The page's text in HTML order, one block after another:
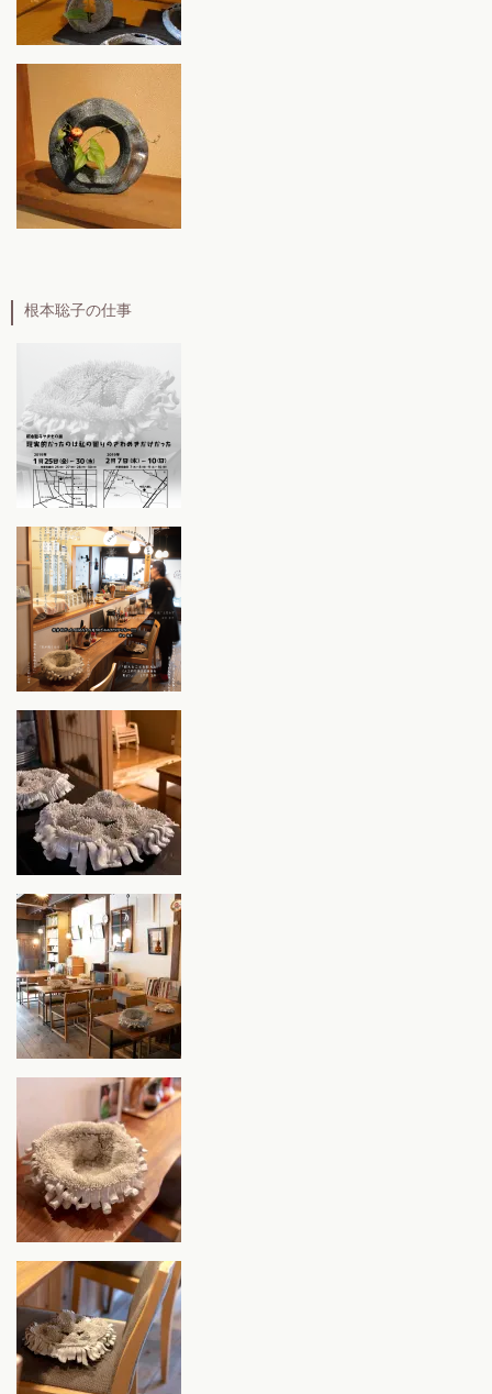
根本聡子の仕事